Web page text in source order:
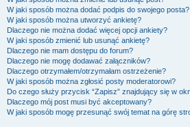
W jaki sposób można dodać podpis do swojego posta?
W jaki sposób można utworzyć ankietę?
Dlaczego nie można dodać więcej opcji ankiety?
W jaki sposób zmienić lub usunąć ankietę?
Dlaczego nie mam dostępu do forum?
Dlaczego nie mogę dodawać załączników?
Dlaczego otrzymałem/otrzymałam ostrzeżenie?
W jaki sposób można zgłosić posty moderatorowi?
Do czego służy przycisk “Zapisz” znajdujący się w
Dlaczego mój post musi być akceptowany?
W jaki sposób mogę przesunąć swój temat na górę